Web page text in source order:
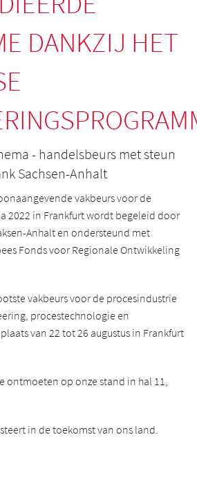
DANKZIJ HET
- handelsbeurs met steun
Sachsen-Anhalt
vakbeurs voor de
2022 in Frankfurt wordt begeleid door
Anhalt en ondersteund met
Fonds voor Regionale Ontwikkeling
vakbeurs voor de procesindustrie
procestechnologie en
van 22 tot 26 augustus in Frankfurt
ontmoeten op onze stand in hal 11,
in de toekomst van ons land.